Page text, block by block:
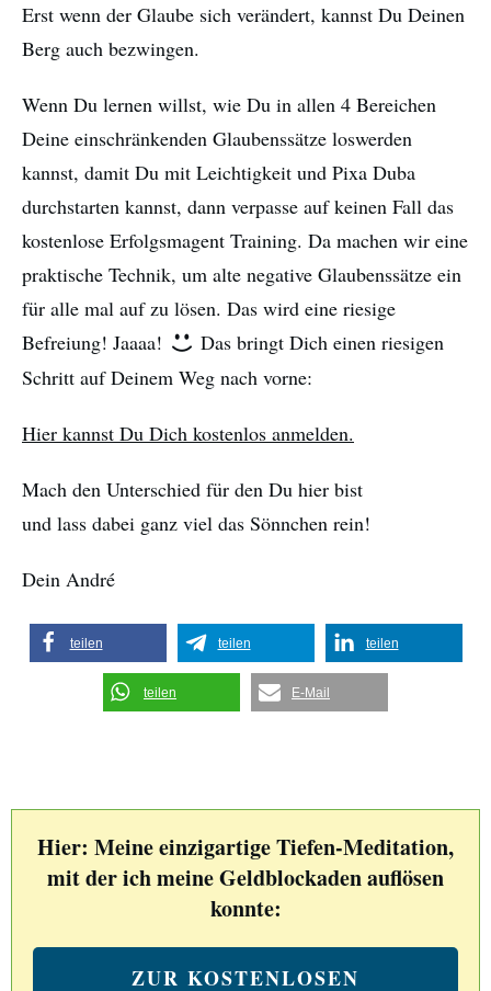
Erst wenn der Glaube sich verändert, kannst Du Deinen
Berg auch bezwingen.
Wenn Du lernen willst, wie Du in allen 4 Bereichen
Deine einschränkenden Glaubenssätze loswerden
kannst, damit Du mit Leichtigkeit und Pixa Duba
durchstarten kannst, dann verpasse auf keinen Fall das
kostenlose Erfolgsmagent Training. Da machen wir eine
praktische Technik, um alte negative Glaubenssätze ein
für alle mal auf zu lösen. Das wird eine riesige
Befreiung! Jaaaa!
Das bringt Dich einen riesigen
Schritt auf Deinem Weg nach vorne:
Hier kannst Du Dich kostenlos anmelden.
Mach den Unterschied für den Du hier bist
und lass dabei ganz viel das Sönnchen rein!
Dein André
teilen teilen teilen
teilen E-Mail
Hier: Meine einzigartige Tiefen-Meditation,
mit der ich meine Geldblockaden auflösen
konnte:
ZUR KOSTENLOSEN